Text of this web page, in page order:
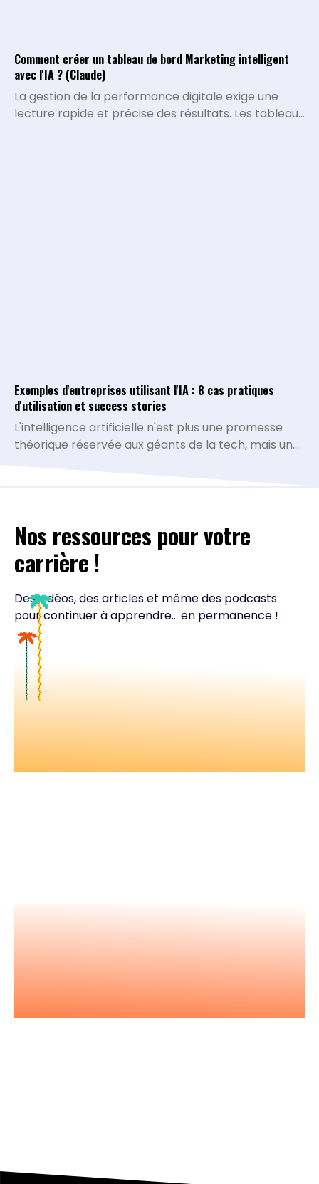
Comment créer un tableau de bord Marketing intelligent
avec l'IA ? (Claude)
La gestion de la performance digitale exige une
lecture rapide et précise des résultats. Les tableaux
Exemples d'entreprises utilisant l'IA : 8 cas pratiques
d'utilisation et success stories
L'intelligence artificielle n'est plus une promesse
théorique réservée aux géants de la tech, mais une
multiplient et prouvent leur rentabilité. À travers
ces exemples d'entreprises IA pionnières,
découvrez comment des acteurs de référence ont
bénéfices mesurables et inspirez-vous de leurs
méthodes pour accélérer votre propre transition.
Nos ressources pour votre
carrière !
Des vidéos, des articles et même des podcasts
pour continuer à apprendre... en permanence !